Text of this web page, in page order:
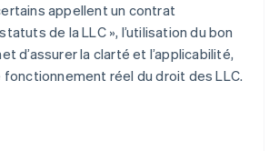
appellent un contrat
de la LLC », l’utilisation du bon
d’assurer la clarté et l’applicabilité,
fonctionnement réel du droit des LLC.